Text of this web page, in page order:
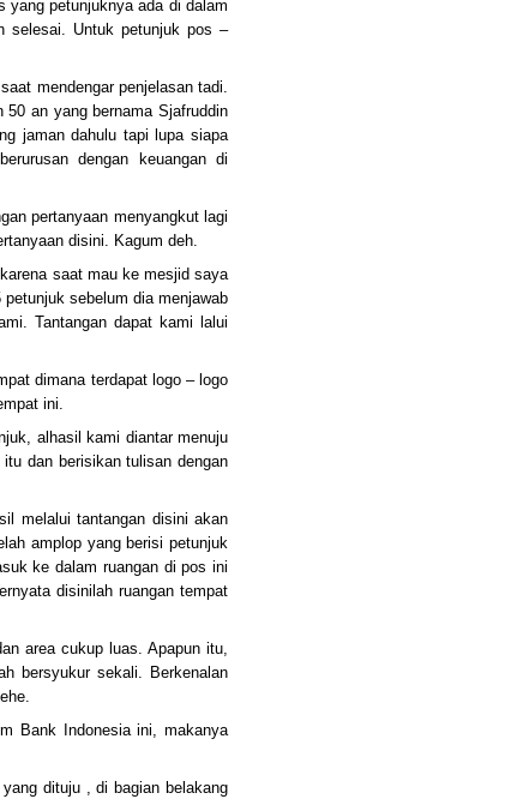
petunjuknya ada di dalam
selesai. Untuk petunjuk pos –
mendengar penjelasan tadi.
an yang bernama Sjafruddin
jaman dahulu tapi lupa siapa
dengan keuangan di
pertanyaan menyangkut lagi
disini. Kagum deh.
saat mau ke mesjid saya
sebelum dia menjawab
Tantangan dapat kami lalui
dimana terdapat logo – logo
ini.
alhasil kami diantar menuju
dan berisikan tulisan dengan
melalui tantangan disini akan
amplop yang berisi petunjuk
ke dalam ruangan di pos ini
disinilah ruangan tempat
area cukup luas. Apapun itu,
bersyukur sekali. Berkenalan
Bank Indonesia ini, makanya
dituju , di bagian belakang